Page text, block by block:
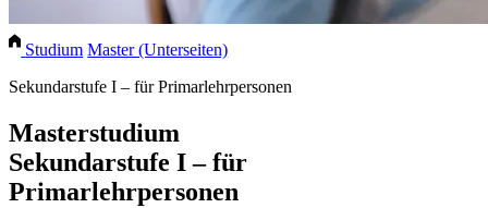
Studium Master (Unterseiten)
Sekundarstufe I – für Primarlehrpersonen
Masterstudium
Sekundarstufe I – für
Primarlehrpersonen